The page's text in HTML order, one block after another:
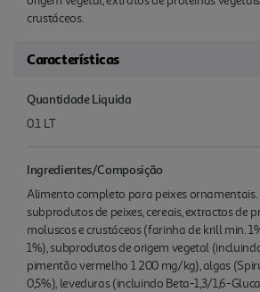
crustáceos.
Características
Quantidade Liquida
0.1 LT
Ingredientes/Composição
Alimento completo para peixes ornamentais.
subprodutos de peixes, cereais, extractos de
moluscos e crustáceos (farinha de krill min.
1%), subprodutos de origem vegetal
pimentão vermelho 1 200 mg/kg), algas
0,5%), leveduras (incluindo Beta-1,3/1,6-